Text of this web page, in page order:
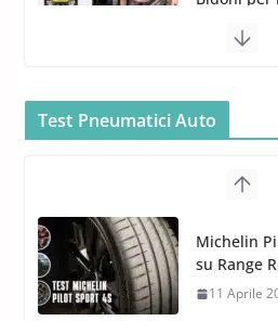
5 Maggio
Car Care
26 Marzo
Azoto
26 Marzo
Test Pneumatici Auto
Hankook
2026:
Bild,